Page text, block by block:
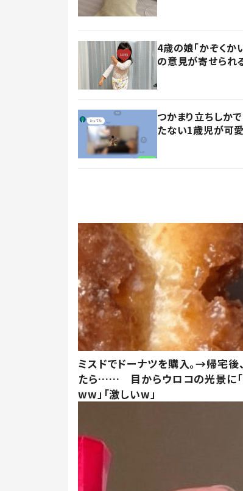
4歳の娘「かぞく
の意見が寄せられ
つかまり立ちしか
たない1歳児が可
ミスドでドーナツを購入。→帰宅後
たら…… 目からウロコの光景に「
ww」「激しいw」